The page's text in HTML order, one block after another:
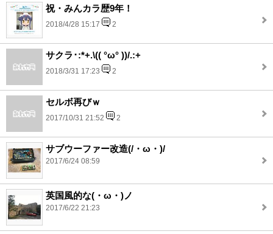
祝・みんカラ歴9年！
2018/4/28 15:17 2
サクラ･:*+.\(( °ω° ))/.:+
2018/3/31 17:23 2
セルボ再びｗ
2017/10/31 21:52 2
サブウーファー改造(/・ω・)/
2017/6/24 08:59
英国風的な(・ω・)ノ
2017/6/22 21:23